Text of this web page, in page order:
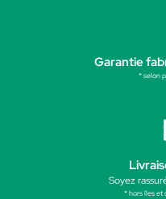
Garantie
* selon
Soyez
* hors îles et